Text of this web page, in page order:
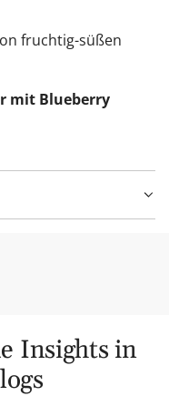
fruchtig-süßen
mit Blueberry
Insights in